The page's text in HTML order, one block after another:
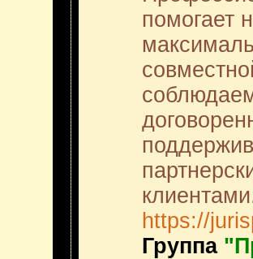
помогает
https://
Группа